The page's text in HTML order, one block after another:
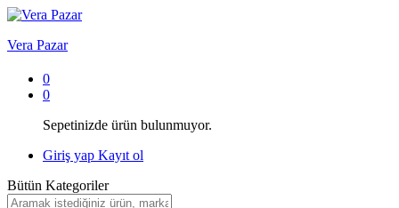
Vera Pazar
0
0
Sepetinizde ürün bulunmuyor.
Giriş yap Kayıt ol
Bütün Kategoriler